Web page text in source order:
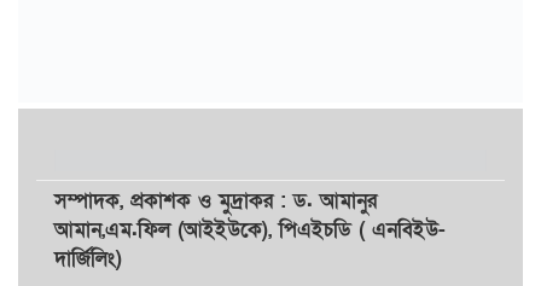
সম্পাদক, প্রকাশকওমুদ্রাকর: ড. আমানুর
আমান,এম.ফিল (আইইউকে), পিএইচডি ( এনবিইউ-
দার্জিলিং)